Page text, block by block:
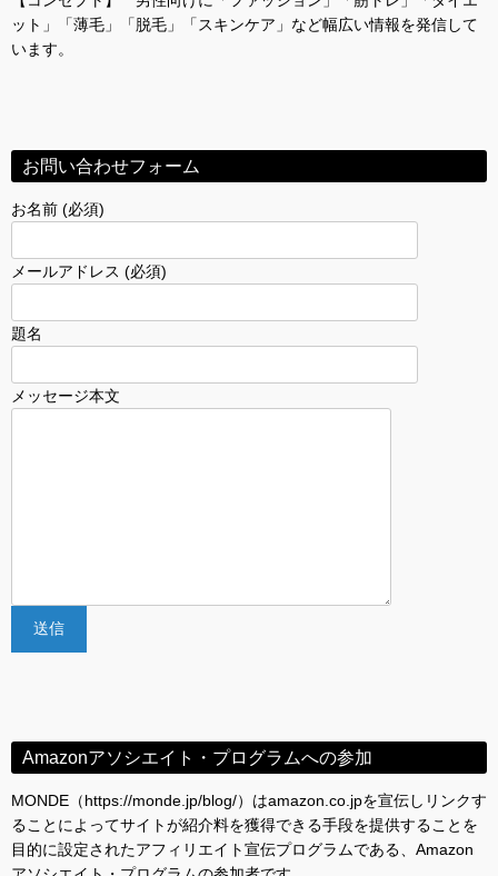
ット」「薄毛」「脱毛」「スキンケア」など幅広い情報を発信して
います。
お問い合わせフォーム
お名前 (必須)
メールアドレス (必須)
題名
メッセージ本文
Amazonアソシエイト・プログラムへの参加
MONDE（https://monde.jp/blog/）はamazon.co.jpを宣伝しリンクす
ることによってサイトが紹介料を獲得できる手段を提供することを
目的に設定されたアフィリエイト宣伝プログラムである、Amazon